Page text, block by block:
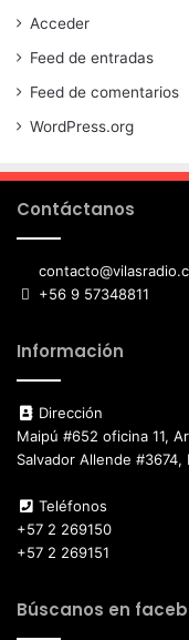
Acceder
Feed de entradas
Feed de comentarios
WordPress.org
Contáctanos
+56 9 57348811
Información
Dirección
Maipú #652 oficina 11,
Salvador Allende #3674,
Teléfonos
+57 2 269150
+57 2 269151
Búscanos en